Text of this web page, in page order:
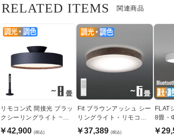
関連商品
RELATED ITEMS
リモコン式 間接光 ブラッ
クシーリングライト ~８
畳・各２種
￥42,900 (税込)
Fit ブラウンアッシュ シー
リングライト・リモコン
式｜6畳
￥37,389 (税込)
FLAT
8畳・
￥